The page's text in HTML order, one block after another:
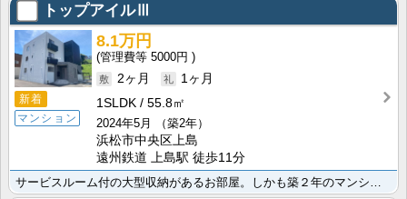
トップアイルⅢ
新着
マンション
8.1万円
5000円
2ヶ月
1ヶ月
1SLDK
55.8㎡
2024年5月
（築2年）
浜松市中央区上島
遠州鉄道 上島駅 徒歩11分